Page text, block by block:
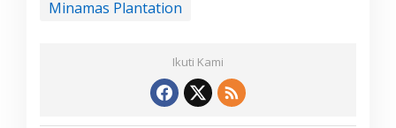
Minamas Plantation
Ikuti Kami